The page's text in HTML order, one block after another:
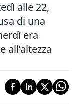
alle 22,
di una
era